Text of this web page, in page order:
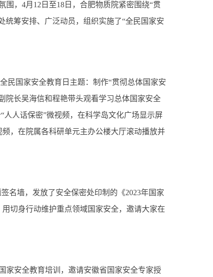
围， 4月 12 日至18 日，合肥物质院紧密围绕“贯
筹安排、广泛动员，组织实施了“全民国家安
民国家安全教育日主题：制作“贯彻总体国家安
院长吴海信和程艳带头观看学习总体国家安全
人话保密”微视频，在科学岛文化广场显示屏
，在院属各科研单元主办公楼大厅滚动播放并
名墙，发放了安全保密处印制的《2023年国家
切身行动维护重点领域国家安全，邀请大家在
家安全教育培训，邀请安徽省国家安全专家授